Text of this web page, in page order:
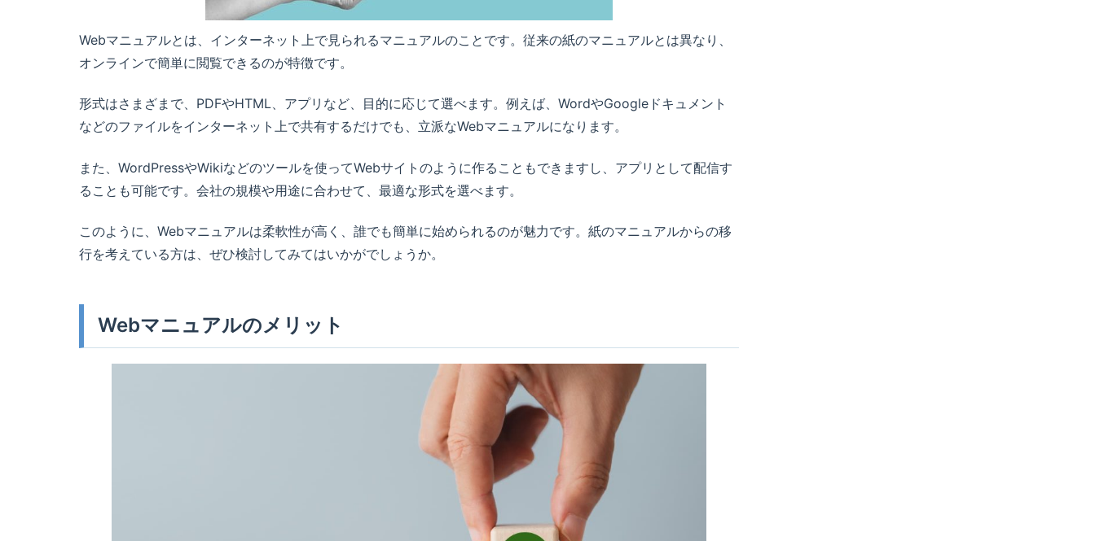
Webマニュアルとは、インターネット上で見られるマニュアルのことです。従来の紙のマニュアルとは異なり、
オンラインで簡単に閲覧できるのが特徴です。
形式はさまざまで、PDFやHTML、アプリなど、目的に応じて選べます。例えば、WordやGoogleドキュメント
などのファイルをインターネット上で共有するだけでも、立派なWebマニュアルになります。
また、WordPressやWikiなどのツールを使ってWebサイトのように作ることもできますし、アプリとして配信す
ることも可能です。会社の規模や用途に合わせて、最適な形式を選べます。
このように、Webマニュアルは柔軟性が高く、誰でも簡単に始められるのが魅力です。紙のマニュアルからの移
行を考えている方は、ぜひ検討してみてはいかがでしょうか。
Webマニュアルのメリット